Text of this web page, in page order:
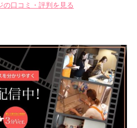
の口コミ・評判を見る